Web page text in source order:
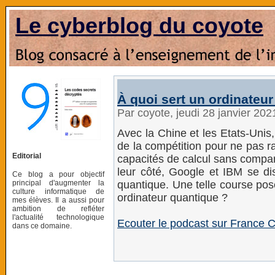
Le cyberblog du coyote
Editorial
Ce blog a pour objectif
principal d'augmenter la
culture informatique de
mes élèves. Il a aussi pour
ambition de refléter
l'actualité technologique
dans ce domaine.
À quoi sert un
Par coyote, jeudi 28 janvier
Avec la Chine et les Etats-
de la compétition pour ne pas
capacités de calcul sans
leur côté, Google et IBM se
quantique. Une telle course
ordinateur quantique ?
Ecouter le podcast sur France